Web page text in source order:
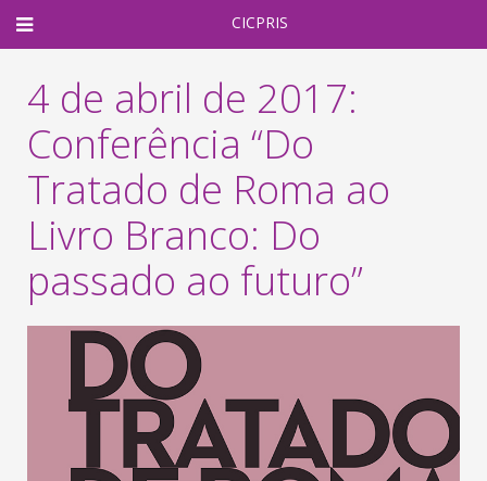
CICPRIS
4 de abril de 2017:
Conferência “Do
Tratado de Roma ao
Livro Branco: Do
passado ao futuro”